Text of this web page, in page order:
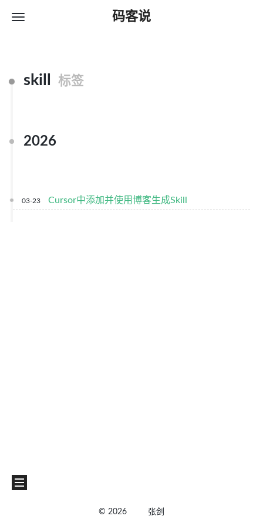
码客说
skill 标签
2026
03-23 Cursor中添加并使用博客生成Skill
©2026 张剑